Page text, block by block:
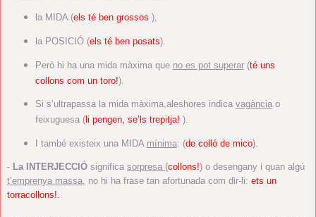
la MIDA (els té ben grossos ),
la POSICIÓ (els té ben posats).
Però hi ha una mida màxima que no es pot superar(té uns
collons com un toro!).
Si s’ultrapassa la mida màxima,aleshores indica vagànciao
feixuguesa (li pengen, se’ls trepitja! ).
I també existeix una MIDA mínima: (de colló de mico).
- La INTERJECCIÓ significa sorpresa (collons!) o desengany i quan algú
t’emprenya massa, no hi ha frase tan afortunada com dir-li: ets un
torracollons!.